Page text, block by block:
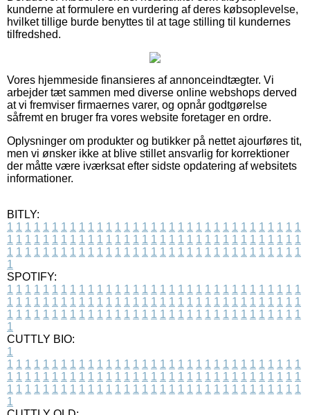
kunderne at formulere en vurdering af deres købsoplevelse,
hvilket tillige burde benyttes til at tage stilling til kundernes
tilfredshed.
Vores hjemmeside finansieres af annonceindtægter. Vi
arbejder tæt sammen med diverse online webshops derved
at vi fremviser firmaernes varer, og opnår godtgørelse
såfremt en bruger fra vores website foretager en ordre.
Oplysninger om produkter og butikker på nettet ajourføres tit,
men vi ønsker ikke at blive stillet ansvarlig for korrektioner
der måtte være iværksat efter sidste opdatering af websitets
informationer.
BITLY:
1 1 1 1 1 1 1 1 1 1 1 1 1 1 1 1 1 1 1 1 1 1 1 1 1 1 1 1 1 1 1 1 1
1 1 1 1 1 1 1 1 1 1 1 1 1 1 1 1 1 1 1 1 1 1 1 1 1 1 1 1 1 1 1 1 1
1 1 1 1 1 1 1 1 1 1 1 1 1 1 1 1 1 1 1 1 1 1 1 1 1 1 1 1 1 1 1 1 1
1
SPOTIFY:
1 1 1 1 1 1 1 1 1 1 1 1 1 1 1 1 1 1 1 1 1 1 1 1 1 1 1 1 1 1 1 1 1
1 1 1 1 1 1 1 1 1 1 1 1 1 1 1 1 1 1 1 1 1 1 1 1 1 1 1 1 1 1 1 1 1
1 1 1 1 1 1 1 1 1 1 1 1 1 1 1 1 1 1 1 1 1 1 1 1 1 1 1 1 1 1 1 1 1
1
CUTTLY BIO:
1
1 1 1 1 1 1 1 1 1 1 1 1 1 1 1 1 1 1 1 1 1 1 1 1 1 1 1 1 1 1 1 1 1
1 1 1 1 1 1 1 1 1 1 1 1 1 1 1 1 1 1 1 1 1 1 1 1 1 1 1 1 1 1 1 1 1
1 1 1 1 1 1 1 1 1 1 1 1 1 1 1 1 1 1 1 1 1 1 1 1 1 1 1 1 1 1 1 1 1
1